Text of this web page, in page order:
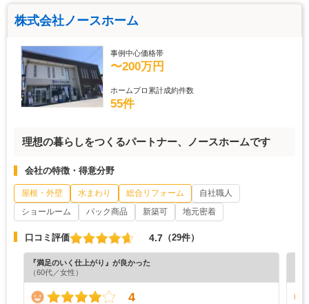
株式会社ノースホーム
事例中心価格帯
〜200万円
ホームプロ累計成約件数
55件
理想の暮らしをつくるパートナー、ノースホームです
会社の特徴・得意分野
屋根・外壁 水まわり 総合リフォーム
自社職人
ショールーム
パック商品 新築可 地元密着
口コミ評価 4.7 （29件）
『満足のいく仕上がり』が良かった
（60代／女性）
4